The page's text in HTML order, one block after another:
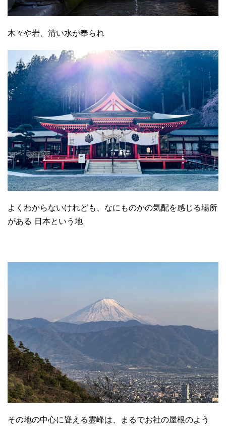
木々や岩、清い水が奉られ
よくわからないけれども、なにものかの気配を感じる場所
がある 日本という地
その地の中心に聳える霊峰は、まるでお社の屋根のよう